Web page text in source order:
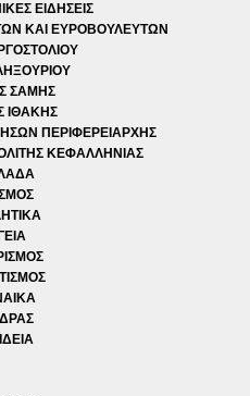
ΕΙΔΗΣΕΙΣ
ΚΑΙ ΕΥΡΟΒΟΥΛΕΥΤΩΝ
ΣΑΜΗΣ
ΙΘΑΚΗΣ
ΠΕΡΙΦΕΡΕΙΑΡΧΗΣ
ΚΕΦΑΛΛΗΝΙΑΣ